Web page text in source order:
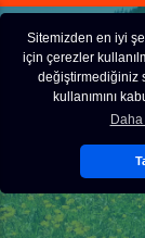
Sitemizden en iyi
için çerezler
değiştirmediğiniz
kullanımını